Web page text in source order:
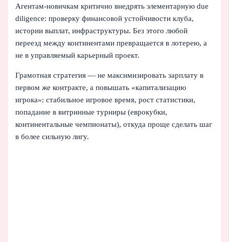
Агентам‑новичкам критично внедрять элементарную due
diligence: проверку финансовой устойчивости клуба,
истории выплат, инфраструктуры. Без этого любой
переезд между континентами превращается в лотерею, а
не в управляемый карьерный проект.
Грамотная стратегия — не максимизировать зарплату в
первом же контракте, а повышать «капитализацию
игрока»: стабильное игровое время, рост статистики,
попадание в витринные турниры (еврокубки,
континентальные чемпионаты), откуда проще сделать шаг
в более сильную лигу.